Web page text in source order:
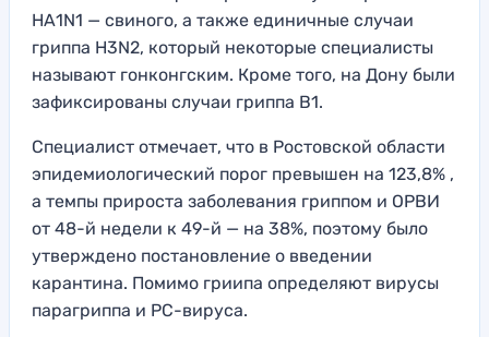
НА1N1 — свиного, а также единичные случаи
гриппа H3N2, который некоторые специалисты
называют гонконгским. Кроме того, на Дону были
зафиксированы случаи гриппа B1.
Специалист отмечает, что в Ростовской области
эпидемиологический порог превышен на 123,8% ,
а темпы прироста заболевания гриппом и ОРВИ
от 48-й недели к 49-й — на 38%, поэтому было
утверждено постановление о введении
карантина. Помимо гриипа определяют вирусы
парагриппа и РС-вируса.